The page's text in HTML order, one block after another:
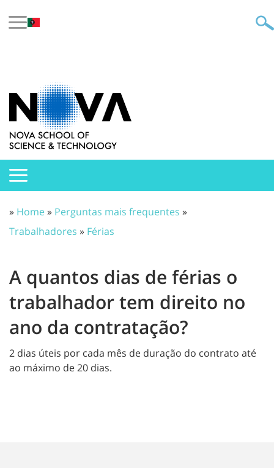
» Home» Perguntas mais frequentes »
Trabalhadores » Férias
A quantos dias de férias o
trabalhador tem direito no
ano da contratação?
2 dias úteis por cada mês de duração do contrato até
ao máximo de 20 dias.